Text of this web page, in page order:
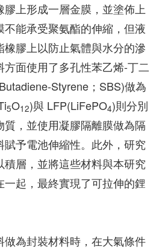
上形成一層金膜，並塗佈上
能承受聚氨酯的伸縮，但液
膠上以防止氣體與水分的滲
面使用了多孔性苯乙烯-丁二
Styrene；SBS)做為
5O12)與 LFP(LiFePO4)則分別
，並使用凝膠隔離膜做為隔
予電池伸縮性。此外，研究
層，並將這些材料與本研究
起，最終實現了可拉伸的鋰
為封裝材料時，在大氣條件